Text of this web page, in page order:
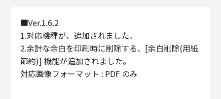
NOTICE:
The Software is a "commercial item," as that
term is defined at 48 C.F.R. 2.101 (Oct 1995),
consisting of "commercial computer
software" and "commercial computer
software documentation," as such terms are
used in 48 C.F.R. 12.212 (Sept 1995).
■Ver.1.6.2
1.対応機種が、追加されました。
2.余計な余白を印刷時に削除する、[余白削除(用紙
節約)] 機能が追加されました。
対応画像フォーマット : PDF のみ